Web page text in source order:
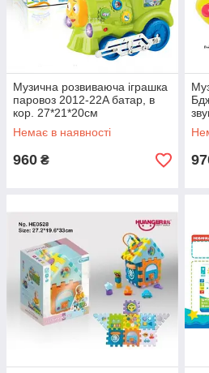
Музична розвиваюча іграшка
паровоз 2012-22A батар, в
кор. 27*21*20см
Немає в наявності
960 ₴